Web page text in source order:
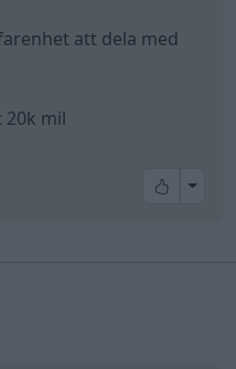
att dela med
20k mil
All